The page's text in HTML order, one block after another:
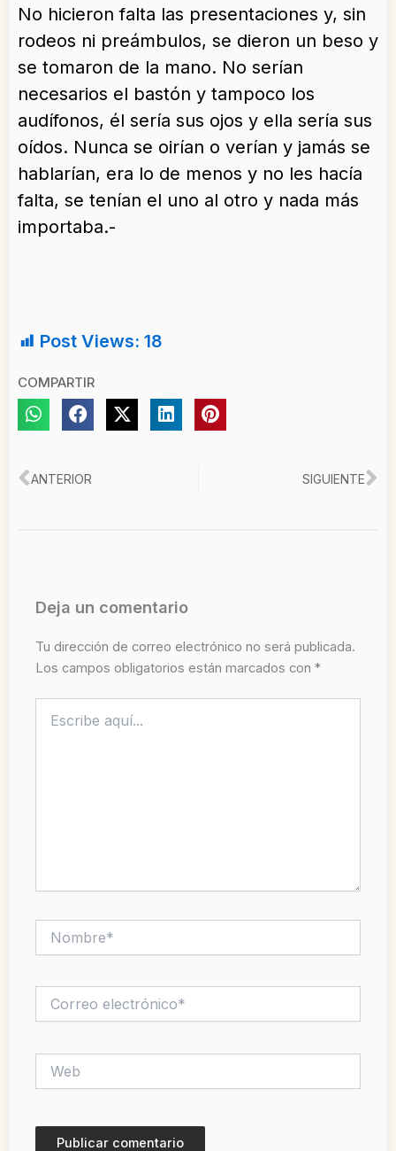
No hicieron falta las presentaciones y, sin
rodeos ni preámbulos, se dieron un beso y
se tomaron de la mano. No serían
necesarios el bastón y tampoco los
audífonos, él sería sus ojos y ella sería sus
oídos. Nunca se oirían o verían y jamás se
hablarían, era lo de menos y no les hacía
falta, se tenían el uno al otro y nada más
importaba.-
Post Views: 18
COMPARTIR
Ant
ANTERIOR SIGUIENTE
Deja un comentario
Tu dirección de correo electrónico no será publicada.
Los campos obligatorios están marcados con *
aquí...
electrónico*